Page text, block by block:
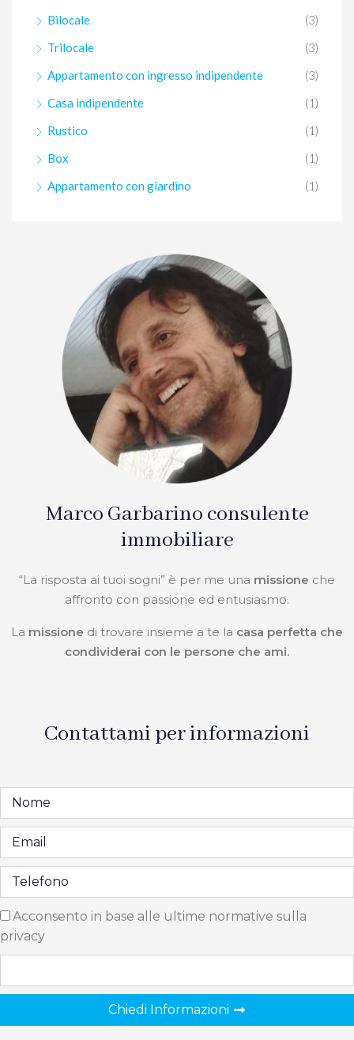
Bilocale
(3)
Trilocale
(3)
Appartamento con ingresso indipendente
(3)
Casa indipendente
(1)
Rustico
(1)
Box
(1)
Appartamento con giardino
(1)
Marco Garbarino consulente
immobiliare
“La risposta ai tuoi sogni” è per me una missione che
affronto con passione ed entusiasmo.
La missione di trovare insieme a te la casa perfetta che
condividerai con le persone che ami.
Contattami per informazioni
Acconsento in base alle ultime normative sulla
privacy
Chiedi Informazioni